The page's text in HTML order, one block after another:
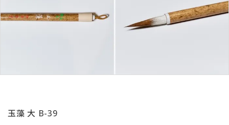
ご利用ガイド
特定商取引法について
玉藻 大 B-39